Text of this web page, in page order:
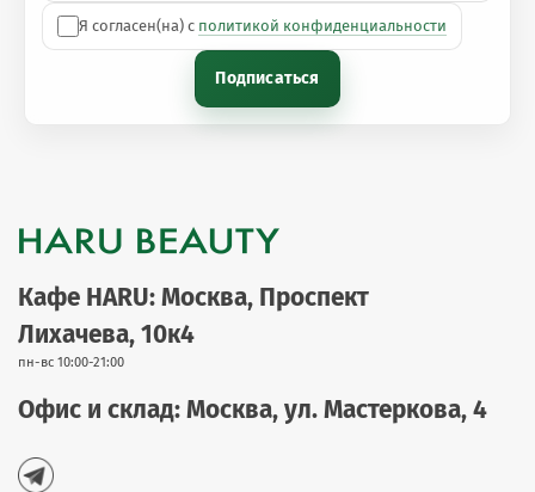
Я согласен(на) с политикой конфиденциальности
Подписаться
Кафе HARU: Москва, Проспект
Лихачева, 10к4
пн-вс 10:00-21:00
Офис и склад: Москва, ул. Мастеркова, 4